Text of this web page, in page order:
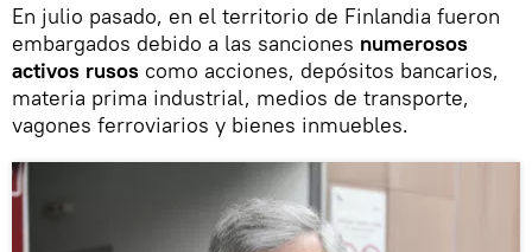
En julio pasado, en el territorio de Finlandia fueron
embargados debido a las sanciones numerosos
activos rusos como acciones, depósitos bancarios,
materia prima industrial, medios de transporte,
vagones ferroviarios y bienes inmuebles.